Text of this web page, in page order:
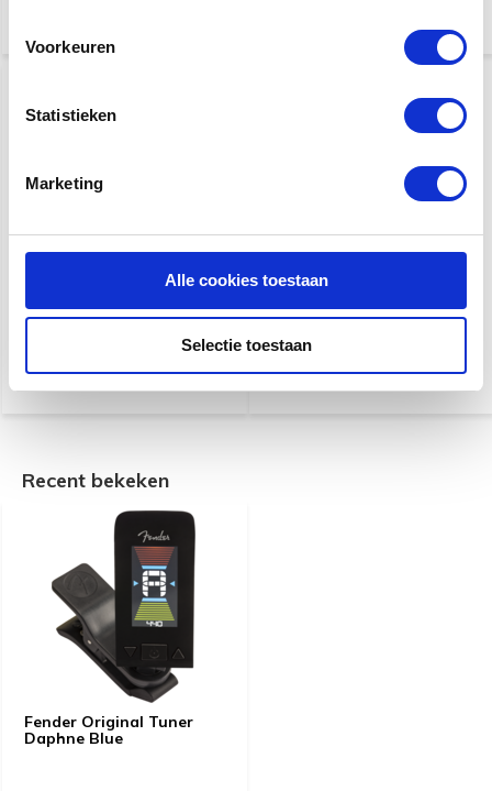
Voorkeuren
Statistieken
Marketing
Alle cookies toestaan
Selectie toestaan
On tuner | Stemapparaat |
€ 25,95
Recent bekeken
Fender Original Tuner
Daphne Blue